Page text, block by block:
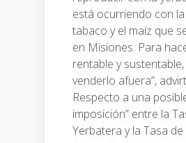
está ocurriendo con la
tabaco y el maíz que
en Misiones. Para
rentable y
venderlo afuera”,
Respecto a una
imposición” entre la
Yerbatera y la Tasa